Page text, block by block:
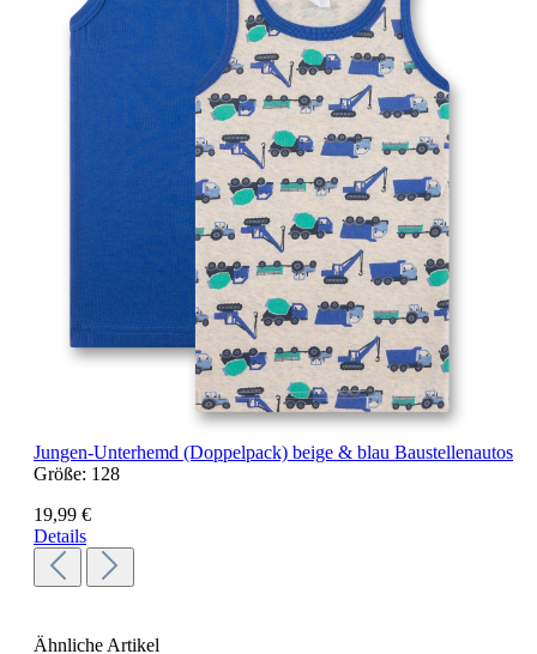
Jungen-Unterhemd (Doppelpack) beige & blau Baustellenautos
Größe: 128
19,99 €
Details
Ähnliche Artikel